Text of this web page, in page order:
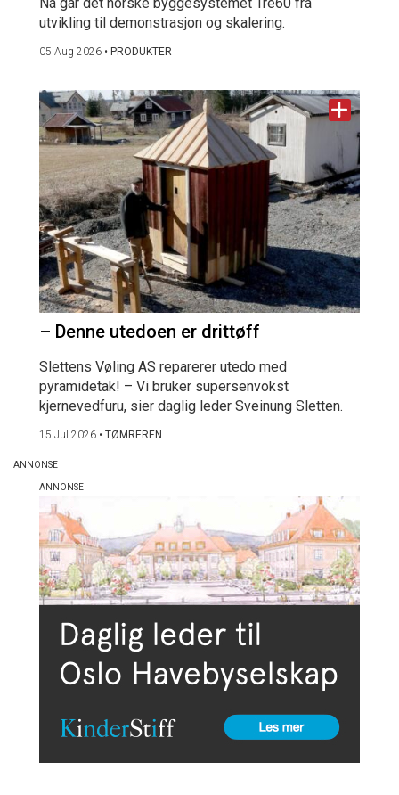
Nå går det norske byggesystemet Tre60 fra
utvikling til demonstrasjon og skalering.
05 Aug 2026 • PRODUKTER
– Denne utedoen er drittøff
Slettens Vøling AS reparerer utedo med
pyramidetak! – Vi bruker supersenvokst
kjernevedfuru, sier daglig leder Sveinung Sletten.
15 Jul 2026 • TØMREREN